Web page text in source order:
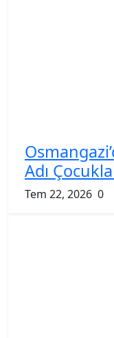
Adı
Tem 22, 2026 0